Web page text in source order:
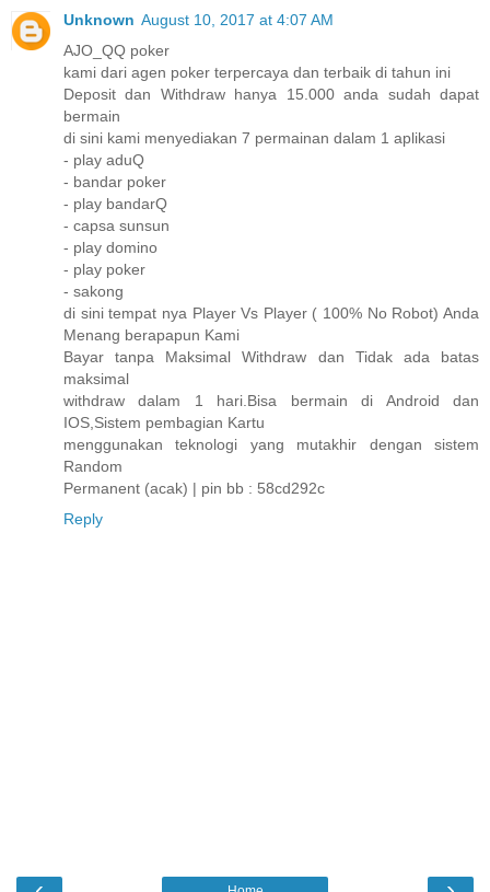
Unknown August 10, 2017 at 4:07 AM
AJO_QQ poker
kami dari agen poker terpercaya dan terbaik di tahun ini
Deposit dan Withdraw hanya 15.000 anda sudah dapat
bermain
di sini kami menyediakan 7 permainan dalam 1 aplikasi
- play aduQ
- bandar poker
- play bandarQ
- capsa sunsun
- play domino
- play poker
- sakong
di sini tempat nya Player Vs Player ( 100% No Robot) Anda
Menang berapapun Kami
Bayar tanpa Maksimal Withdraw dan Tidak ada batas
maksimal
withdraw dalam 1 hari.Bisa bermain di Android dan
IOS,Sistem pembagian Kartu
menggunakan teknologi yang mutakhir dengan sistem
Random
Permanent (acak) | pin bb : 58cd292c
Reply